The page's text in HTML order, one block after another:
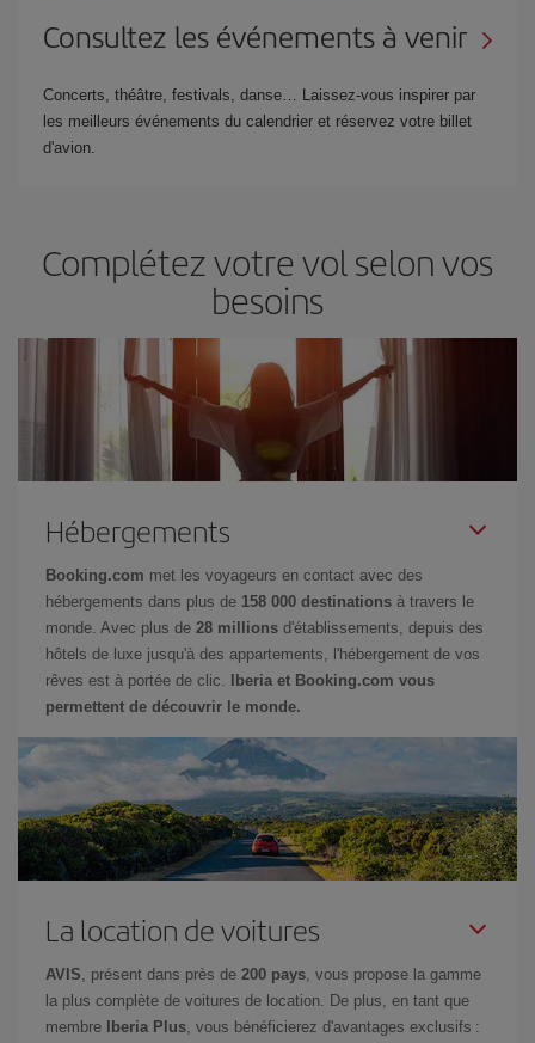
Consultez les événements à venir
Concerts, théâtre, festivals, danse… Laissez-vous inspirer par
les meilleurs événements du calendrier et réservez votre billet
d'avion.
Complétez votre vol selon vos
besoins
Hébergements
Booking.com met les voyageurs en contact avec des
hébergements dans plus de 158 000 destinations à travers le
monde. Avec plus de 28 millions d'établissements, depuis des
hôtels de luxe jusqu'à des appartements, l'hébergement de vos
rêves est à portée de clic.
Iberia et Booking.com vous
permettent de découvrir le monde.
La location de voitures
AVIS , présent dans près de 200 pays , vous propose la gamme
la plus complète de voitures de location. De plus, en tant que
membre
Iberia Plus , vous bénéficierez d'avantages exclusifs :